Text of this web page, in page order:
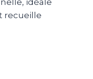
recueille